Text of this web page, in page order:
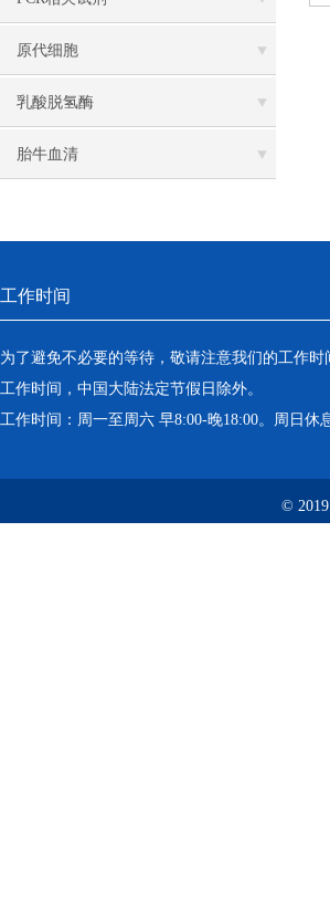
原代细胞
乳酸脱氢酶
胎牛血清
工作时间
为了避免不必要的等待，敬请注意我们的工作时
工作时间，中国大陆法定节假日除外。
工作时间：周一至周六 早8:00-晚18:00。周日休
©